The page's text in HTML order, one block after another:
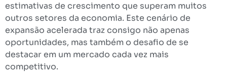
estimativas de crescimento que superam muitos
outros setores da economia. Este cenário de
expansão acelerada traz consigo não apenas
oportunidades, mas também o desafio de se
destacar em um mercado cada vez mais
competitivo.